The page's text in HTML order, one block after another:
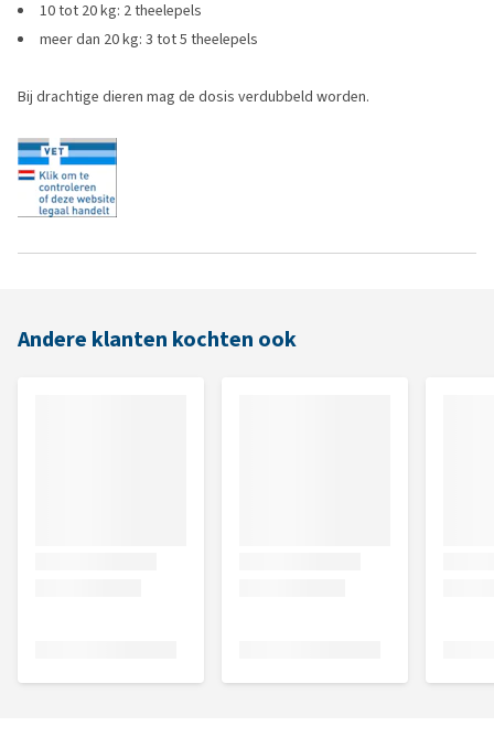
10 tot 20 kg: 2 theelepels
meer dan 20 kg: 3 tot 5 theelepels
Bij drachtige dieren mag de dosis verdubbeld worden.
Andere klanten kochten ook